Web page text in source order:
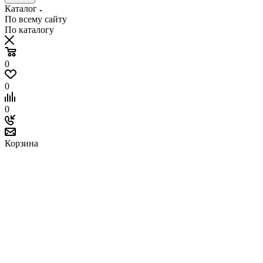
Каталог
По всему сайту
По каталогу
0
0
0
Корзина